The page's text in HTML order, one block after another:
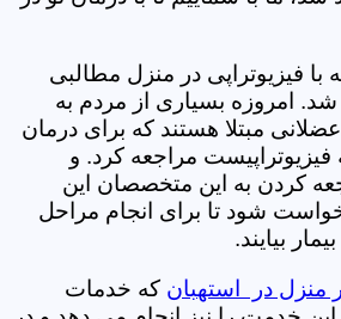
با فیزیوتراپی در منزل مطالبی
شد. امروزه بسیاری از مردم به
مبتلا هستند که برای درمان
فیزیوتراپیست مراجعه کرد. و
کردن به این متخصصان این
شود تا برای انجام مراحل
بیایند.
منزل در استهبان که خدمات